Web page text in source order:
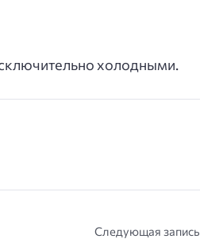
холодными.
Следующая запись